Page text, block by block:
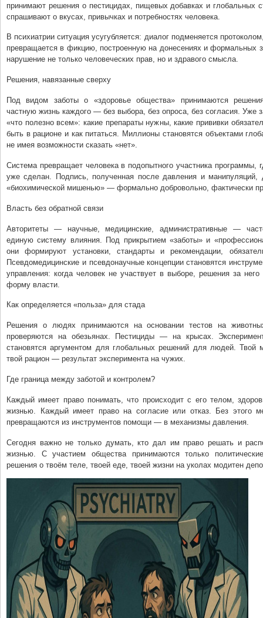
принимают решения о пестицидах, пищевых добавках и глобальных
спрашивают о вкусах, привычках и потребностях человека.
В психиатрии ситуация усугубляется: диалог подменяется
превращается в фикцию, построенную на донесениях и формальных
нарушение не только человеческих прав, но и здравого смысла.
Решения, навязанные сверху
Под видом заботы о «здоровье общества» принимаются
частную жизнь каждого — без выбора, без опроса, без согласия. Уже
«что полезно всем»: какие препараты нужны, какие прививки
быть в рационе и как питаться. Миллионы становятся объектами
не имея возможности сказать «нет».
Система превращает человека в подопытного участника программы,
уже сделан. Подпись, полученная после давления и манипуляций,
«биохимической мишенью» — формально добровольно, фактически
Власть без обратной связи
Авторитеты — научные, медицинские, административные —
единую систему влияния. Под прикрытием «заботы» и
они формируют установки, стандарты и рекомендации,
Псевдомедицинские и псевдонаучные концепции становятся
управления: когда человек не участвует в выборе, решения за
форму власти.
Как определяется «польза» для стада
Решения о людях принимаются на основании тестов на
проверяются на обезьянах. Пестициды — на крысах.
становятся аргументом для глобальных решений для людей. Твой
твой рацион — результат эксперимента на чужих.
Где граница между заботой и контролем?
Каждый имеет право понимать, что происходит с его телом,
жизнью. Каждый имеет право на согласие или отказ. Без этого
превращаются из инструментов помощи — в механизмы давления.
Сегодня важно не только думать, кто дал им право решать и
жизнью. С участием общества принимаются только
решения о твоём теле, твоей еде, твоей жизни на уколах модитен